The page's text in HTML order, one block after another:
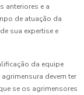
anteriores e a
de atuação da
sua expertise e
da equipe
devem ter
se os agrimensores